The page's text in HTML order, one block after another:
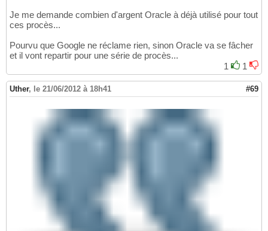
Je me demande combien d'argent Oracle à déjà utilisé pour tout
ces procès...
Pourvu que Google ne réclame rien, sinon Oracle va se fâcher
et il vont repartir pour une série de procès...
1
1
Uther, le 21/06/2012 à 18h41 #69